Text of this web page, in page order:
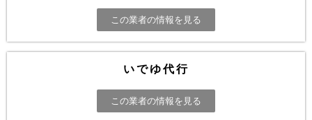
この業者の情報を見る
いでゆ代行
この業者の情報を見る